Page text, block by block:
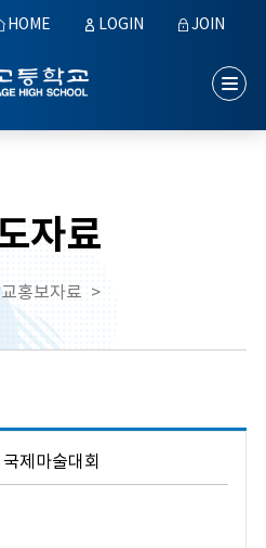
HOME LOGIN JOIN
자료
홍보자료 >
제마술대회